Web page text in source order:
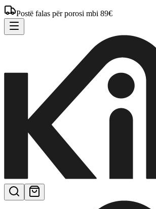
Postë falas për porosi mbi 89€